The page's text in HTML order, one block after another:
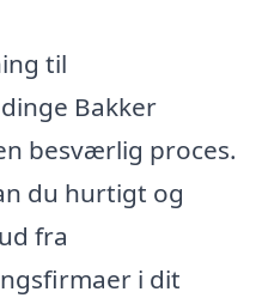
til
Bakker
besværlig proces.
du hurtigt og
fra
i dit